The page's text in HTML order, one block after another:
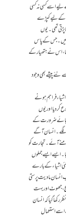
اسے کسی نہ کسی
کے لیے کپڑے
تھی۔ یوں
کیں۔ جس کے پاس
نے ہتھیارکے
پیشے بھی وجود
فراہم ہونے
کردیااوریوں
ضرورت کے
انسان آگے
آئے۔ تجارت کو
ایسے جملوں
گئی اشیاء کے بارے
مادیت پرستی
اوربہت
کہ انسان
استعمال